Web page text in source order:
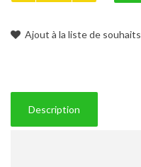
Ajout à la liste de souhaits
Description